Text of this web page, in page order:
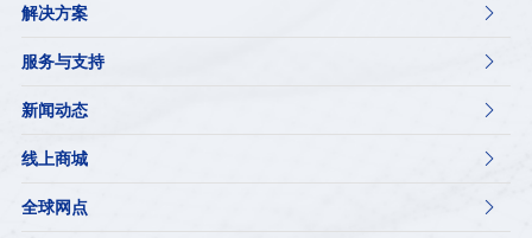
解决方案 
服务与支持 
新闻动态 
线上商城 
全球网点 